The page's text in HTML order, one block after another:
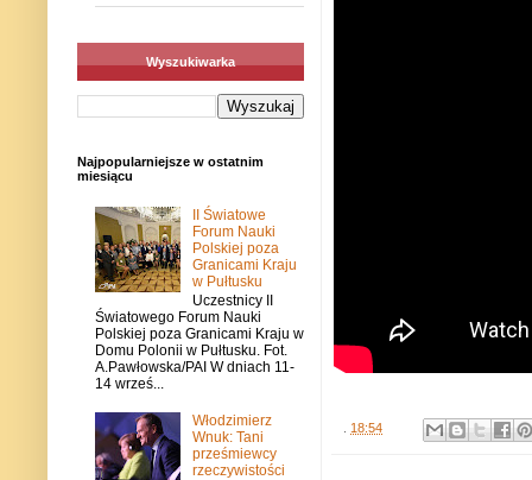
. 18:54
Wyszukiwarka
Najpopularniejsze w ostatnim
miesiącu
II Światowe
Forum Nauki
Polskiej poza
Granicami Kraju
w Pułtusku
Uczestnicy II
Światowego Forum Nauki
Polskiej poza Granicami Kraju w
Domu Polonii w Pułtusku. Fot.
A.Pawłowska/PAI W dniach 11-
14 wrześ...
Włodzimierz
Wnuk: Tani
prześmiewcy
rzeczywistości